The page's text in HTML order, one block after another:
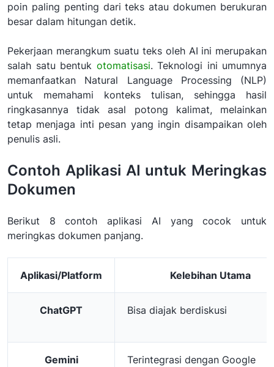
poin paling penting dari teks atau dokumen berukuran
besar dalam hitungan detik.
Pekerjaan merangkum suatu teks oleh AI ini merupakan
salah satu bentuk otomatisasi. Teknologi ini umumnya
memanfaatkan Natural Language Processing (NLP)
untuk memahami konteks tulisan, sehingga hasil
ringkasannya tidak asal potong kalimat, melainkan
tetap menjaga inti pesan yang ingin disampaikan oleh
penulis asli.
Contoh Aplikasi AI untuk Meringkas
Dokumen
Berikut 8 contoh aplikasi AI yang cocok untuk
meringkas dokumen panjang.
Aplikasi/Platform Kelebihan Utama
ChatGPT Bisa diajak berdiskusi
Gemini
Terintegrasi dengan Google